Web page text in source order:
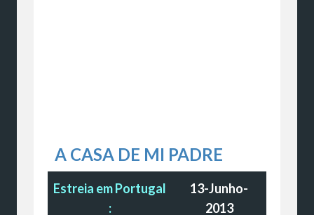
A CASA DE MI PADRE
Estreia em Portugal
:
13-Junho-
2013